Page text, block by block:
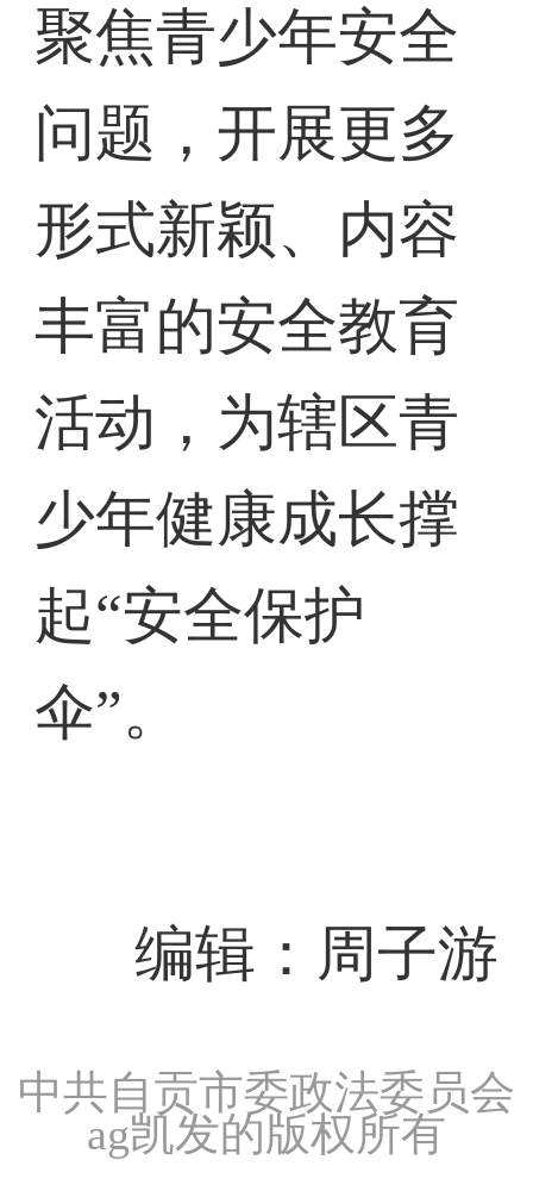
聚焦青少年安全
问题，开展更多
形式新颖、内容
丰富的安全教育
活动，为辖区青
少年健康成长撑
起“安全保护
伞”。
编辑：周子游
中共自贡市委政法委员会
ag凯发的版权所有